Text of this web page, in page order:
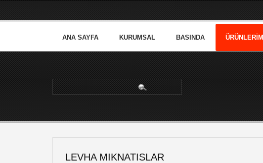
ANA SAYFA KURUMSAL BASINDA
arama...
LEVHA MIKNATISLAR